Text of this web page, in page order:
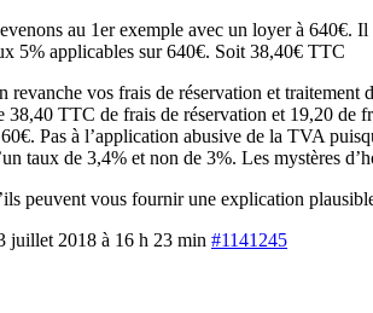
au 1er exemple avec un loyer à 640€.
5% applicables sur 640€. Soit 38,40€ TTC
revanche vos frais de réservation et traitement
38,40 TTC de frais de réservation
Pas à l’application abusive de la TVA
taux de 3,4% et non de 3%. Les mystères
peuvent vous fournir une explication
juillet 2018 à 16 h 23 min #1141245